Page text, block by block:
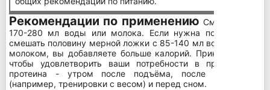
Рекомендации по применению Смешайте
170-280 мл воды или молока. Если нужна пониженная
смешать половину мерной ложки с 85-140 мл воды или
молоком, вы добавляете больше калорий. Принимайте
чтобы удовлетворить ваши потребности в протеине.
протеина - утром после подъёма, после интенсивных
(например, тренировки с весом) и перед сном.